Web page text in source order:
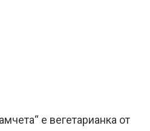
е вегетарианка от